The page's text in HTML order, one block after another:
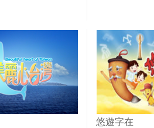
悠遊字在